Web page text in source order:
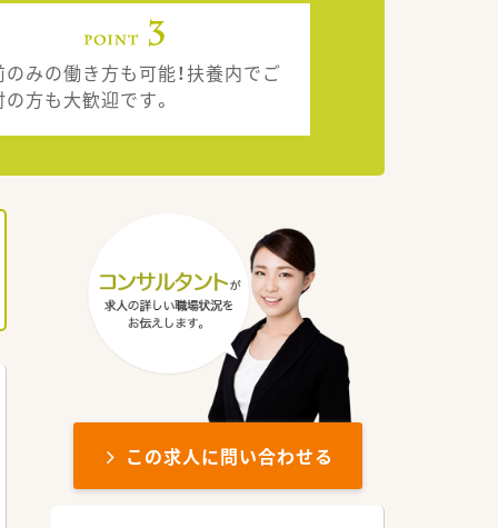
のみの働き方も可能！扶養内でご
方も大歓迎です。
この求人に問い合わせる